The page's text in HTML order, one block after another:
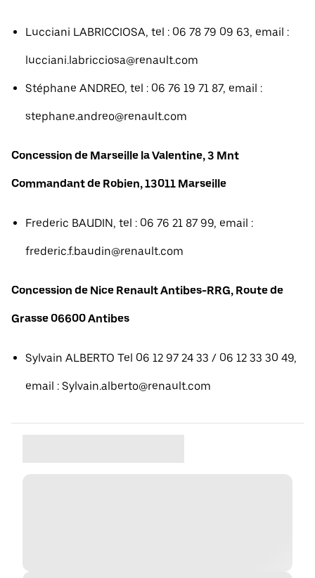
Lucciani LABRICCIOSA, tel : 06 78 79 09 63, email :
lucciani.labricciosa@renault.com
Stéphane ANDREO, tel : 06 76 19 71 87, email :
stephane.andreo@renault.com
Concession de Marseille la Valentine, 3 Mnt
Commandant de Robien, 13011 Marseille
Frederic BAUDIN, tel : 06 76 21 87 99, email :
frederic.f.baudin@renault.com
Concession de Nice Renault Antibes-RRG, Route de
Grasse 06600 Antibes
Sylvain ALBERTO Tel 06 12 97 24 33 / 06 12 33 30 49,
email : Sylvain.alberto@renault.com